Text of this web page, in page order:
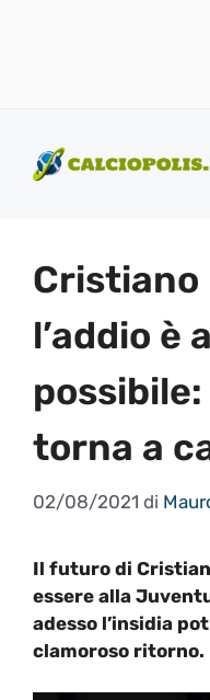
contenuto
Cristiano
l’addio è
torna a
02/08/2021 di
Il futuro di
essere alla
adesso l’insidia
clamoroso ritorno.